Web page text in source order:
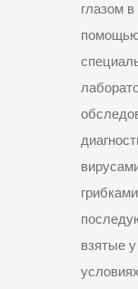
глазом
взятые